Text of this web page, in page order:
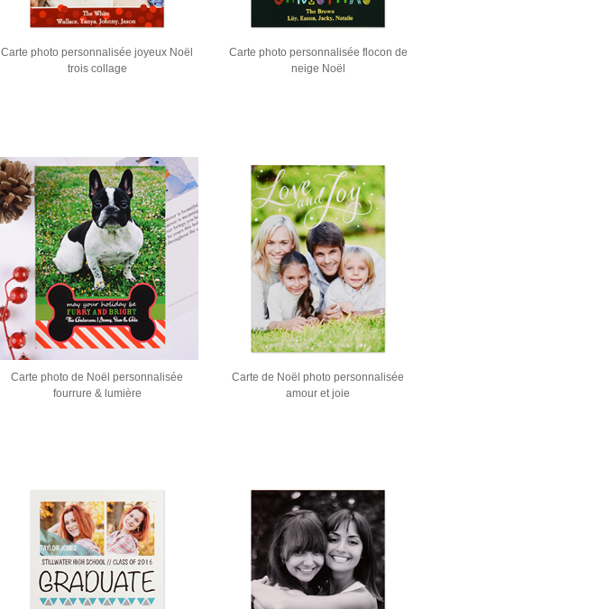
Carte photo personnalisée joyeux Noël
trois collage
Carte photo personnalisée flocon de
neige Noël
Carte photo de Noël personnalisée
fourrure & lumière
Carte de Noël photo personnalisée
amour et joie